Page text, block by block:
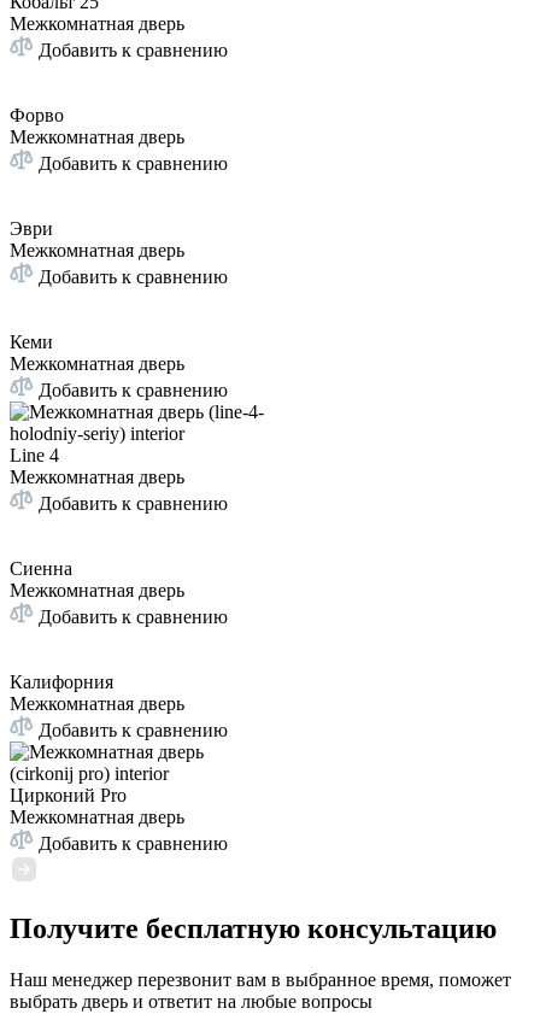
Межкомнатная дверь
Добавить к сравнению
Форво
Межкомнатная дверь
Добавить к сравнению
Эври
Межкомнатная дверь
Добавить к сравнению
Кеми
Межкомнатная дверь
Добавить к сравнению
Line 4
Межкомнатная дверь
Добавить к сравнению
Сиенна
Межкомнатная дверь
Добавить к сравнению
Калифорния
Межкомнатная дверь
Добавить к сравнению
Цирконий Pro
Межкомнатная дверь
Добавить к сравнению
Получите бесплатную консультацию
Наш менеджер перезвонит вам в выбранное время, поможет
выбрать дверь и ответит на любые вопросы